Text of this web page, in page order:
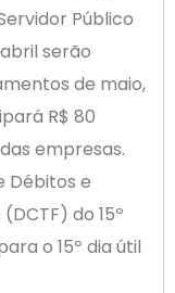
Público
serão
de maio,
R$ 80
empresas.
Débitos e
do 15º
o 15º dia útil